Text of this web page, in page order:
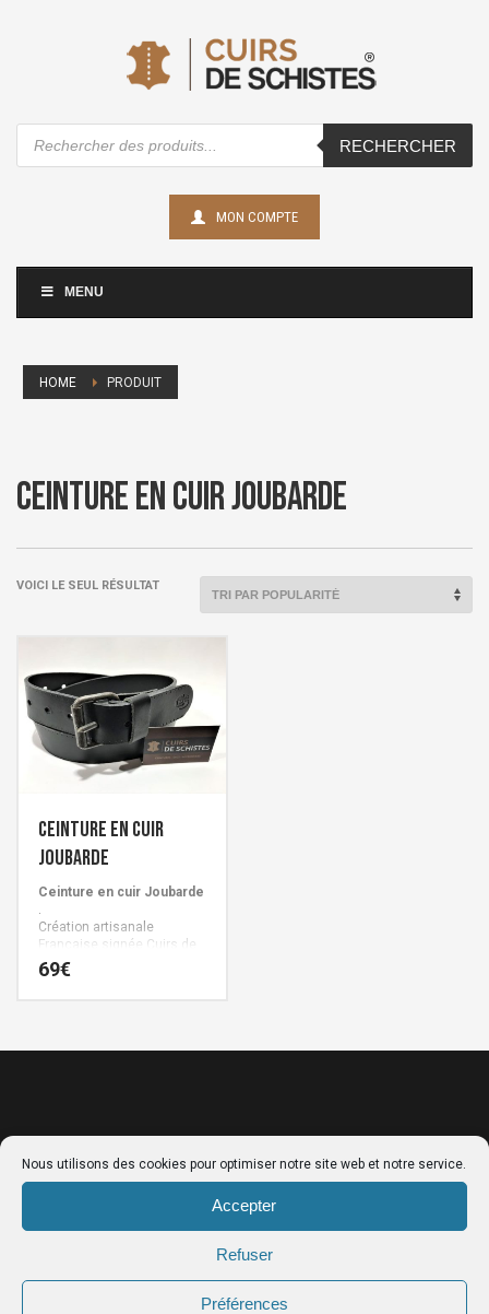
Nous utilisons des cookies pour optimiser notre site web et notre service.
Accepter
Refuser
Préférences
Recherche
de
produits
RECHERCHER
MON COMPTE
MENU
HOME PRODUIT
Ceinture en cuir Joubarde
VOICI LE SEUL RÉSULTAT
Ceinture en cuir
JOUBARDE
Ceinture en cuir Joubarde
.
Création artisanale
Française signée Cuirs de
Schistes.
69€
LE CATALOGUE
Ceintures porte-outils